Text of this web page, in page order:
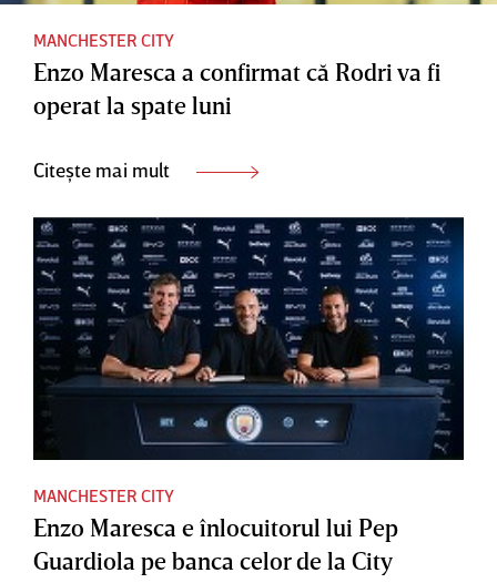
MANCHESTER CITY
Enzo Maresca a confirmat că Rodri va fi
operat la spate luni
Citește mai mult
MANCHESTER CITY
Enzo Maresca e înlocuitorul lui Pep
Guardiola pe banca celor de la City